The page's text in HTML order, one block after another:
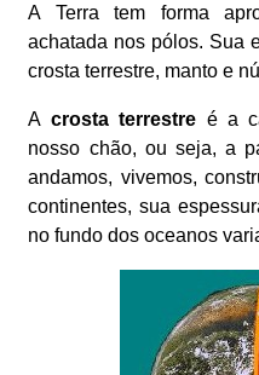
A Terra tem forma
achatada nos pólos. Sua
crosta terrestre, manto e
A crosta terrestre é a
nosso chão, ou seja, a
andamos, vivemos,
continentes, sua
no fundo dos oceanos